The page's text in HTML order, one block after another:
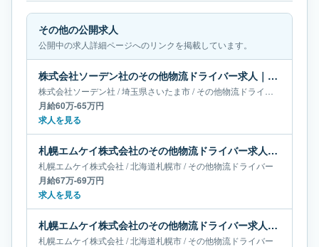
その他の公開求人
公開中の求人詳細ページへのリンクを掲載しています。
株式会社ソーデン社のその他物流ドライバー求人｜埼玉県さいたま市｜月給60万-65万円
株式会社ソーデン社 /埼玉県さいたま市/その他物流ドライバー
月給60万-65万円
求人を見る
札幌エムケイ株式会社のその他物流ドライバー求人｜北海道札幌市｜月給67万-69万円
札幌エムケイ株式会社 /北海道札幌市/その他物流ドライバー
月給67万-69万円
求人を見る
札幌エムケイ株式会社のその他物流ドライバー求人｜北海道札幌市｜月給65万-68万円
札幌エムケイ株式会社 /北海道札幌市/その他物流ドライバー